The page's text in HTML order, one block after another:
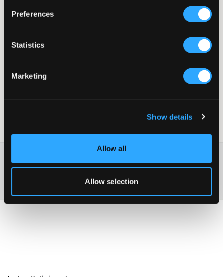
Preferences
Statistics
Marketing
Show details
Allow all
Allow selection
en oppbrettet kant. Innermålet er 40 cm, men den er elastisk.
Denne luen passer til hvilken som helst jakke.
Ribbestrikket
Supplier color/color code